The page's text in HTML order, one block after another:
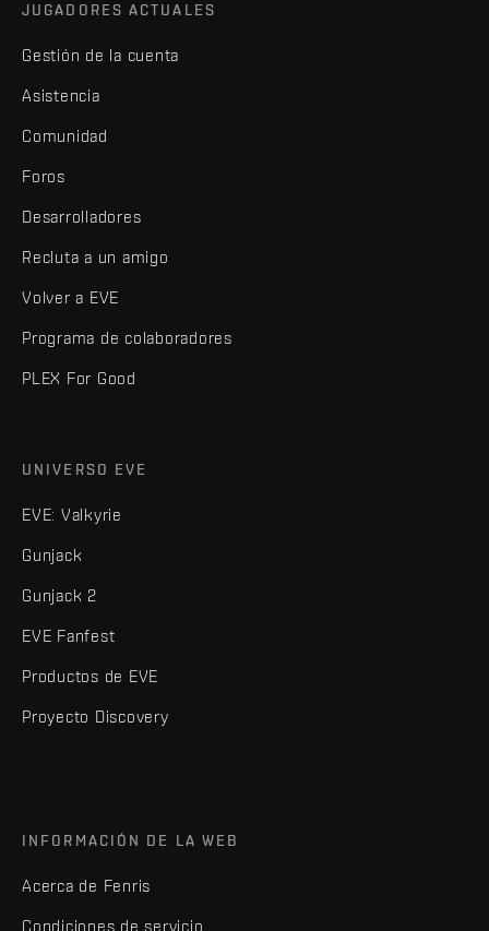
JUGADORES ACTUALES
Gestión de la cuenta
Asistencia
Comunidad
Foros
Desarrolladores
Recluta a un amigo
Volver a EVE
Programa de colaboradores
PLEX For Good
UNIVERSO EVE
EVE: Valkyrie
Gunjack
Gunjack 2
EVE Fanfest
Productos de EVE
Proyecto Discovery
INFORMACIÓN DE LA WEB
Acerca de Fenris
Condiciones de servicio